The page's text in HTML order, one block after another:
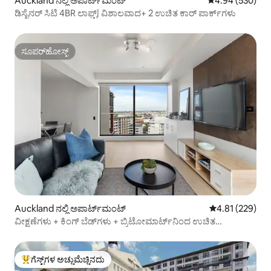
ಡಿಸೈನರ್ ಸಿಟಿ 4BR ಲಾಫ್ಟ್| ವಿಶಾಲವಾದ+ 2 ಉಚಿತ ಕಾರ್ ಪಾರ್ಕ್‌ಗಳು
ಸೂಪರ್‌ಹೋಸ್ಟ್
ಸೂಪರ್‌ಹೋಸ್ಟ್
Auckland ನಲ್ಲಿ ಅಪಾರ್ಟ್‌ಮಂಟ್ 5 ರಲ್ಲಿ 4.81
4.81 (229)
ವೀಕ್ಷಣೆಗಳು + ಕಿಂಗ್ ಬೆಡ್‌ಗಳು + ಬ್ರಿಟೋಮಾರ್ಟ್‌ನಿಂದ ಉಚಿತ
ಗೆಸ್ಟ್‌ಗಳಿಗೆ ಅತಿ ಹೆಚ್ಚು ಅಚ್ಚುಮೆಚ್ಚಿನದು
ಗೆಸ್ಟ್‌ಗಳ ಅಚ್ಚುಮೆಚ್ಚಿನದು